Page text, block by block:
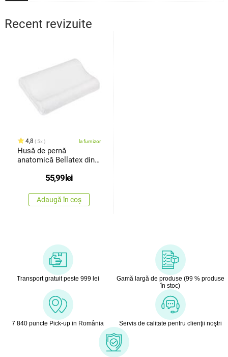
Recent revizuite
4,8 5x la furnizor
Husă de pernă
anatomică Bellatex din
55,99lei
Adaugă în coș
Transport gratuit peste 999 lei
Gamă largă de produse (99 % produse
în stoc)
7 840 puncte Pick-up in România Servis de calitate pentru clienţii noştri